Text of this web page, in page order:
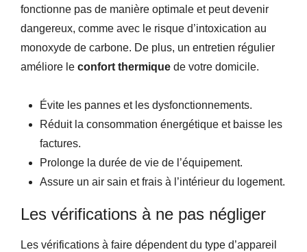
fonctionne pas de manière optimale et peut devenir
dangereux, comme avec le risque d’intoxication au
monoxyde de carbone. De plus, un entretien régulier
améliore le confort thermique de votre domicile.
Évite les pannes et les dysfonctionnements.
Réduit la consommation énergétique et baisse les
factures.
Prolonge la durée de vie de l’équipement.
Assure un air sain et frais à l’intérieur du logement.
Les vérifications à ne pas négliger
Les vérifications à faire dépendent du type d’appareil